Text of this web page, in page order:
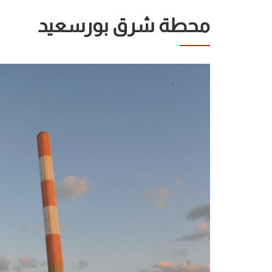
محطة شرق بورسعيد